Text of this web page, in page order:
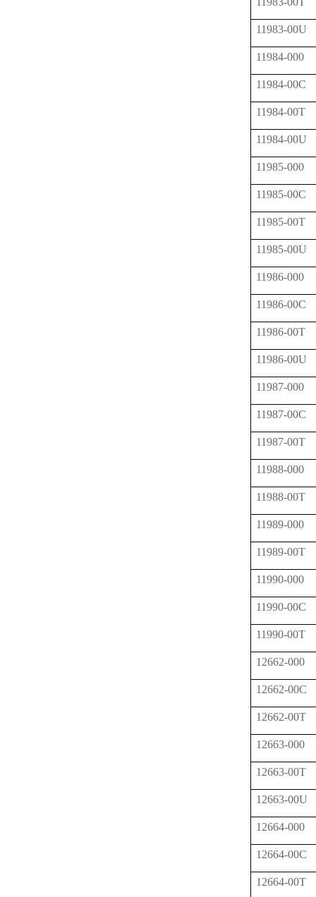
11983-00U
11984-000
11984-00C
11984-00T
11984-00U
11985-000
11985-00C
11985-00T
11985-00U
11986-000
11986-00C
11986-00T
11986-00U
11987-000
11987-00C
11987-00T
11988-000
11988-00T
11989-000
11989-00T
11990-000
11990-00C
11990-00T
12662-000
12662-00C
12662-00T
12663-000
12663-00T
12663-00U
12664-000
12664-00C
12664-00T